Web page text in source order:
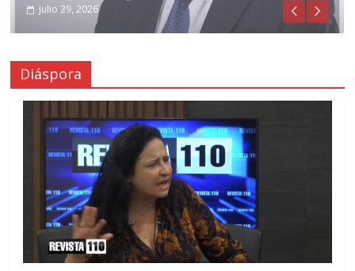
julio 31, 2026
julio 29, 2026
Diáspora